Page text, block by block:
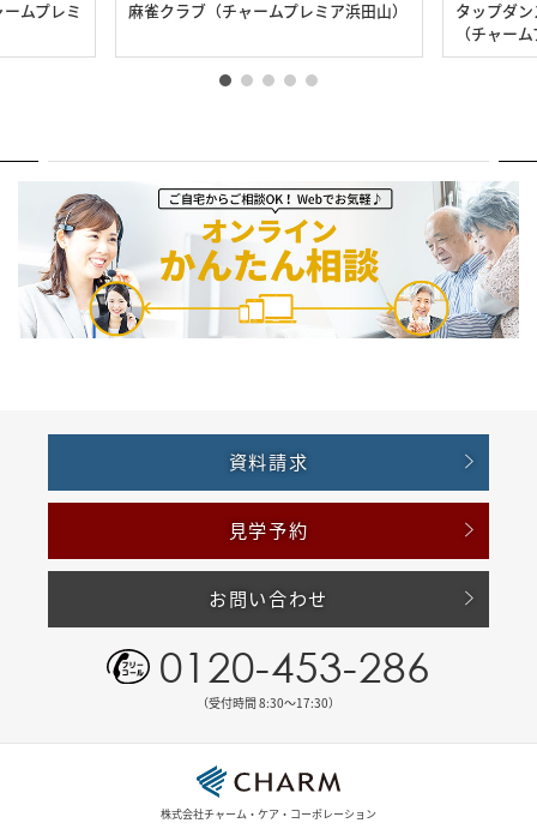
ムプレミ 麻雀クラブ（チャームプレミア浜田山）
タップダ
（チャー
資料請求
見学予約
お問い合わせ
0120-453-286
（受付時間 8:30〜17:30）
株式会社チャーム・ケア・コーポレーション